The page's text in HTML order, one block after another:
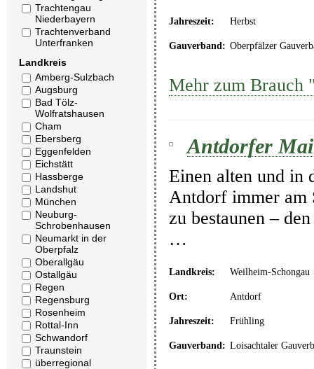
Trachtengau
Niederbayern
Trachtenverband
Unterfranken
Landkreis
Amberg-Sulzbach
Augsburg
Bad Tölz-
Wolfratshausen
Cham
Ebersberg
Eggenfelden
Eichstätt
Hassberge
Landshut
München
Neuburg-
Schrobenhausen
Neumarkt in der
Oberpfalz
Oberallgäu
Ostallgäu
Regen
Regensburg
Rosenheim
Rottal-Inn
Schwandorf
Traunstein
überregional
Jahreszeit: Herbst
Gauverband: Oberpfälzer
Mehr zum
Antdorfer
Einen alten und in
Antdorf immer am
zu bestaunen –
…
Landkreis: Weilheim-Schongau
Ort: Antdorf
Jahreszeit: Frühling
Gauverband: Loisachtaler